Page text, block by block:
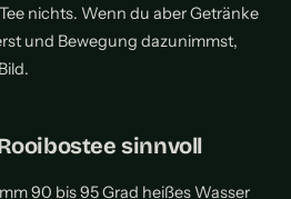
nichts. Wenn du aber Getränke
und Bewegung dazunimmst,
sinnvoll
90 bis 95 Grad heißes Wasser